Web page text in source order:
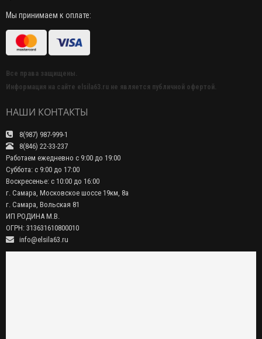
Мы принимаем к оплате:
Все права защищены.
Информация на сайте elsila63.ru не является публичной офертой.
НАШИ КОНТАКТЫ
8(987) 987-999-1
8(846) 22-33-237
Работаем ежедневно с 9:00 до 19:00
Суббота: с 9:00 до 17:00
Воскресенье: с 10:00 до 16:00
г. Самара, Московское шоссе 19км, 8а
г. Самара, Вольская 81
ИП РОДИНА М.В.
ОГРН: 313631610800010
info@elsila63.ru